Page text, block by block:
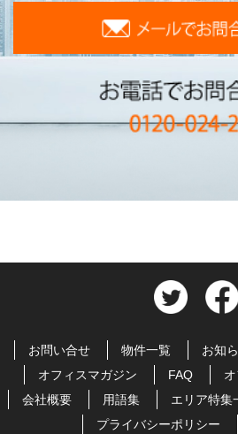
お問い合せ 物件一覧 お知
オフィスマガジン
FAQ
会社概要
用語集 エリア特集
プライバシーポリシー